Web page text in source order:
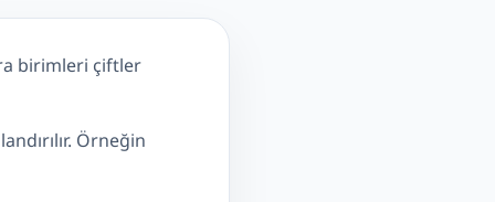
birimleri çiftler
Örneğin